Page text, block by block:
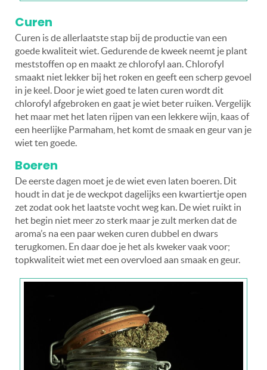
Curen
Curen is de allerlaatste stap bij de productie van een
goede kwaliteit wiet. Gedurende de kweek neemt je plant
meststoffen op en maakt ze chlorofyl aan. Chlorofyl
smaakt niet lekker bij het roken en geeft een scherp gevoel
in je keel. Door je wiet goed te laten curen wordt dit
chlorofyl afgebroken en gaat je wiet beter ruiken. Vergelijk
het maar met het laten rijpen van een lekkere wijn, kaas of
een heerlijke Parmaham, het komt de smaak en geur van je
wiet ten goede.
Boeren
De eerste dagen moet je de wiet even laten boeren. Dit
houdt in dat je de weckpot dagelijks een kwartiertje open
zet zodat ook het laatste vocht weg kan. De wiet ruikt in
het begin niet meer zo sterk maar je zult merken dat de
aroma’s na een paar weken curen dubbel en dwars
terugkomen. En daar doe je het als kweker vaak voor;
topkwaliteit wiet met een overvloed aan smaak en geur.